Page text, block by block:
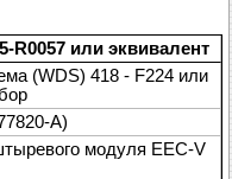
R0057 или эквивалент
(WDS) 418 - F224 или
A)
модуля EEC-V